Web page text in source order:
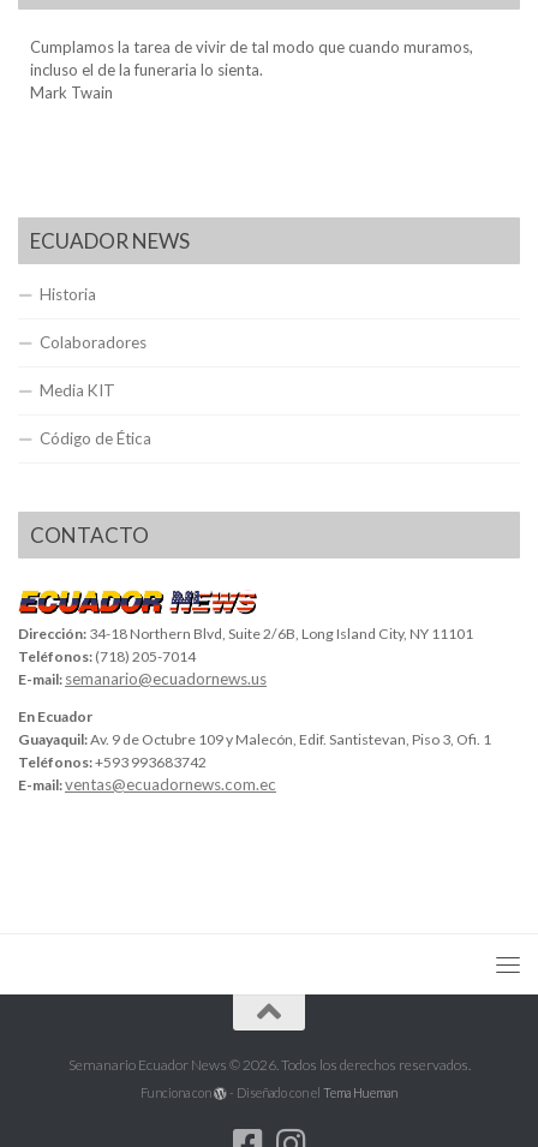
Cumplamos la tarea de vivir de tal modo que cuando muramos,
incluso el de la funeraria lo sienta.
Mark Twain
ECUADOR NEWS
Historia
Colaboradores
Media KIT
Código de Ética
CONTACTO
Dirección: 34-18 Northern Blvd, Suite 2/6B, Long Island City, NY 11101
Teléfonos: (718) 205-7014
E-mail: semanario@ecuadornews.us
En Ecuador
Guayaquil:Av. 9 de Octubre 109 y Malecón, Edif. Santistevan, Piso 3, Ofi. 1
Teléfonos:+593 993683742
E-mail:ventas@ecuadornews.com.ec
Semanario Ecuador News © 2026. Todos los derechos reservados.
Funciona con - Diseñado con el Tema Hueman